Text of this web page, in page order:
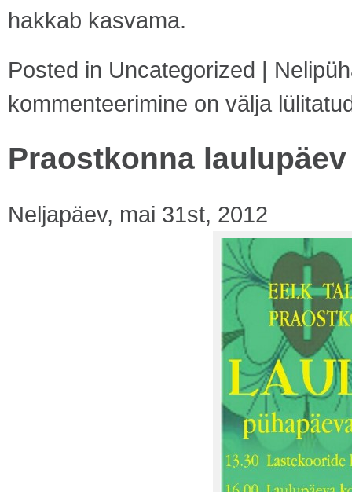
hakkab kasvama.
Posted in Uncategorized |
kommenteerimine on välja
Praostkonna
Neljapäev, mai 31st, 2012